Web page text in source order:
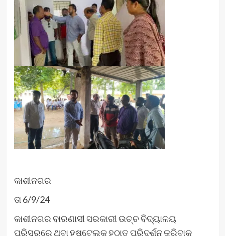
କାଶୀନଗର
ତା 6/9/24
କାଶୀନଗର ବାରଣାସୀ ସରକାରୀ ଉଚ୍ଚ ବିଦ୍ୟାଳୟ
ପରିସରରେ ଥିବା ହଷ୍ଟେଲକୁ ହଠାତ ପରିଦର୍ଶନ କରିବାକୁ